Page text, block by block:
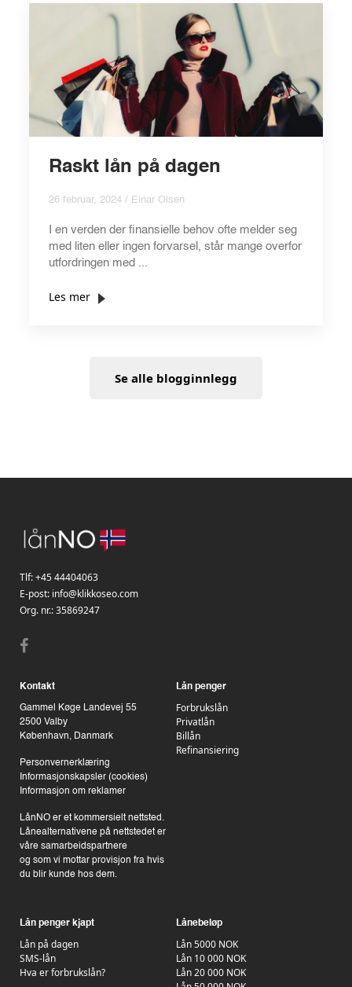
Raskt lån på dagen
26 februar, 2024 / Einar Olsen
I en verden der finansielle behov ofte melder seg
med liten eller ingen forvarsel, står mange overfor
utfordringen med ...
Les mer
Se alle blogginnlegg
Tlf:+45 44404063
E-post: info@klikkoseo.com
Org. nr.:35869247
Kontakt
Gammel Køge Landevej 55
2500 Valby
København, Danmark
Personvernerklæring
Informasjonskapsler (cookies)
Informasjon om reklamer
LånNO er et kommersielt nettsted.
Lånealternativene på nettstedet er
våre samarbeidspartnere
og som vi mottar provisjon fra hvis
du blir kunde hos dem.
Lån penger
Forbrukslån
Privatlån
Billån
Refinansiering
Lån penger kjapt
Lån på dagen
SMS-lån
Hva er forbrukslån?
Lånebeløp
Lån 5000 NOK
Lån 10 000 NOK
Lån 20 000 NOK